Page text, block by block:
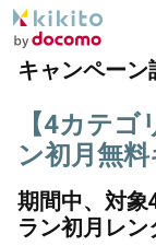
キャンペーン
【4カテ
ン初月無
期間中、対象
ラン初月レン